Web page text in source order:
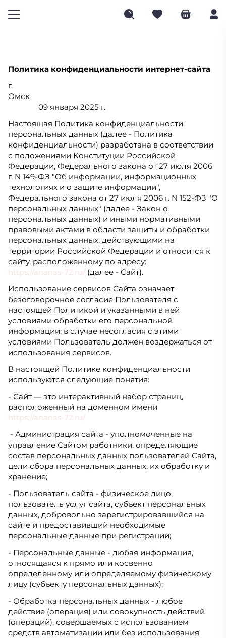
Политика конфиденциальности интернет-сайта
г.
09 января 2025 г.
Настоящая Политика конфиденциальности
персональных данных (далее - Политика
конфиденциальности) разработана в соответствии
с положениями Конституции Российской
Федерации, Федерального закона от 27 июля 2006
г. N 149-ФЗ "Об информации, информационных
технологиях и о защите информации",
Федерального закона от 27 июля 2006 г. N 152-ФЗ "О
персональных данных" (далее - Закон о
персональных данных) и иными нормативными
правовыми актами в области защиты и обработки
персональных данных, действующими на
территории Российской Федерации и относится к
сайту, расположенному по адресу:
https://ananas-72.ru/ (далее - Сайт).
Использование сервисов Сайта означает
безоговорочное согласие Пользователя с
настоящей Политикой и указанными в ней
условиями обработки его персональной
информации; в случае несогласия с этими
условиями Пользователь должен воздержаться от
использования сервисов.
В настоящей Политике конфиденциальности
используются следующие понятия:
- Сайт — это интерактивный набор страниц,
расположенный на доменном имени
https://ananas-72.ru/
- Администрация сайта - уполномоченные на
управление Сайтом работники, определяющие
состав персональных данных пользователей Сайта,
цели сбора персональных данных, их обработку и
хранение;
- Пользователь сайта - физическое лицо,
пользователь услуг сайта, субъект персональных
данных, добровольно зарегистрировавшийся на
сайте и предоставивший необходимые
персональные данные при регистрации;
- Персональные данные - любая информация,
относящаяся к прямо или косвенно
определенному или определяемому физическому
лицу (субъекту персональных данных);
- Обработка персональных данных - любое
действие (операция) или совокупность действий
(операций), совершаемых с использованием
средств автоматизации или без использования